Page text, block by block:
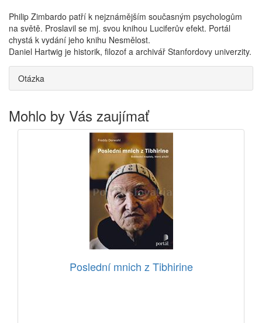
Philip Zimbardo patří k nejznámějším současným psychologům
na světě. Proslavil se mj. svou knihou Luciferův efekt. Portál
chystá k vydání jeho knihu Nesmělost.
Daniel Hartwig je historik, filozof a archivář Stanfordovy univerzity.
Otázka
Mohlo by Vás zaujímať
Poslední mnich z Tibhirine